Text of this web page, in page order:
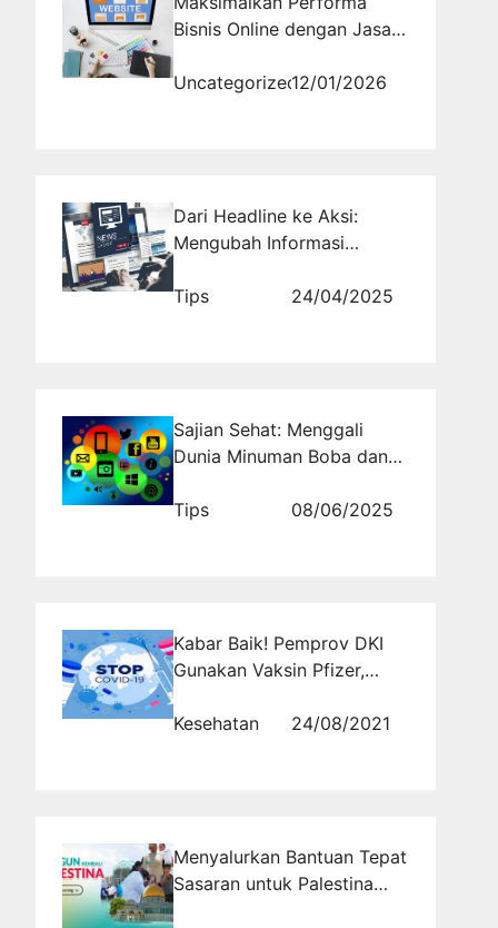
Bisnis Online dengan Jasa
Uncategorized12/01/2026
Dari Headline ke Aksi:
Mengubah Informasi
Tips
24/04/2025
Sajian Sehat: Menggali
Dunia Minuman Boba dan
Tips
08/06/2025
Kabar Baik! Pemprov DKI
Gunakan Vaksin Pfizer,
Kesehatan
24/08/2021
Menyalurkan Bantuan Tepat
Sasaran untuk Palestina